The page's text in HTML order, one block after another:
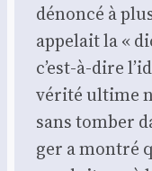
dénon­cé à
appe­lait la «
c’est-à-dire
véri­té ultime
sans tom­ber
ger a mon­tré